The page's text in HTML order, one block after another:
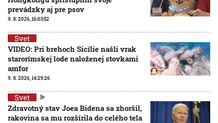
prevádzky aj pre psov
9. 8. 2026, 16:03:52
Svet
VIDEO: Pri brehoch Sicílie našli vrak
starorímskej lode naloženej stovkami
amfor
9. 8. 2026, 14:29:26
Svet
Zdravotný stav Joea Bidena sa zhoršil,
rakovina sa mu rozšírila do celého tela